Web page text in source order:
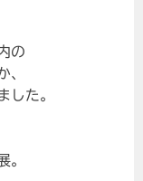
の
、
した。
。